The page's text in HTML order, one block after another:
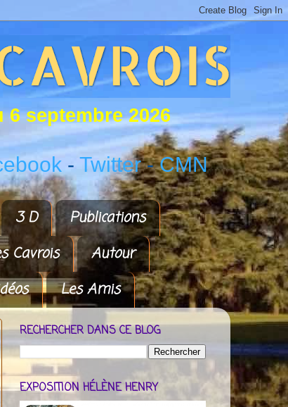
6 septembre 2026
- Twitter -CMN
3 D
Publications
Cavrois
Autour
Les Amis
RECHERCHER DANS CE BLOG
EXPOSITION HÉLÈNE HENRY